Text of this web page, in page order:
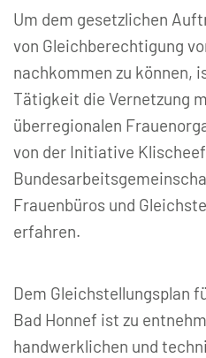
Um dem gesetzlichen
von Gleichberechtigung
nachkommen zu können,
Tätigkeit die Vernetzung
überregionalen
von der Initiative
Frauenbüros und
erfahren.
Dem Gleichstellungsplan
Bad Honnef ist zu
handwerklichen und